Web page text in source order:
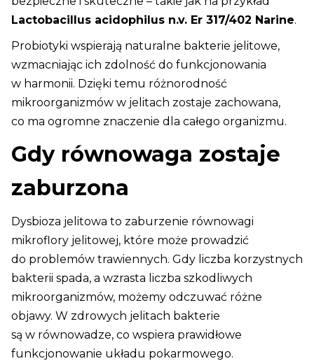
Lactobacillus acidophilus n.v. Er 317/402 Narine.
Probiotyki wspierają naturalne bakterie jelitowe,
wzmacniając ich zdolność do funkcjonowania
w harmonii. Dzięki temu różnorodność
mikroorganizmów w jelitach zostaje zachowana,
co ma ogromne znaczenie dla całego organizmu.
Gdy równowaga zostaje
zaburzona
Dysbioza jelitowa to zaburzenie równowagi
mikroflory jelitowej, które może prowadzić
do problemów trawiennych. Gdy liczba korzystnych
bakterii spada, a wzrasta liczba szkodliwych
mikroorganizmów, możemy odczuwać różne
objawy. W zdrowych jelitach bakterie
są w równowadze, co wspiera prawidłowe
funkcjonowanie układu pokarmowego.